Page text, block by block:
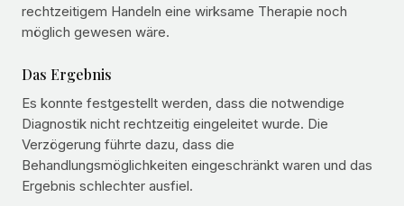
rechtzeitigem Handeln eine wirksame Therapie noch
möglich gewesen wäre.
Das Ergebnis
Es konnte festgestellt werden, dass die notwendige
Diagnostik nicht rechtzeitig eingeleitet wurde. Die
Verzögerung führte dazu, dass die
Behandlungsmöglichkeiten eingeschränkt waren und das
Ergebnis schlechter ausfiel.